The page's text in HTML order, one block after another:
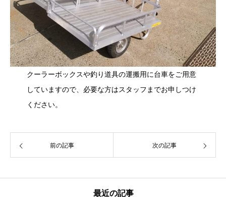
クーラーボックスや釣り道具の運搬用に台車をご用意
していますので、必要な方はスタッフまでお申しつけ
ください。
前の記事 次の記事
最近の記事